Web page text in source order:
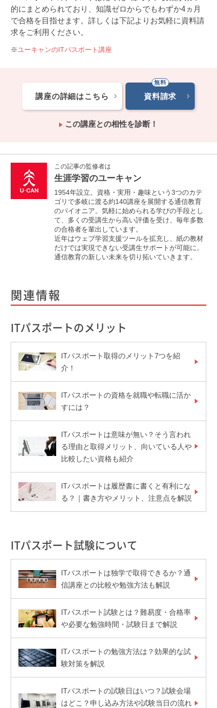
的にまとめられており、知識ゼロからでもわずか4ヵ月
で合格を目指せます。詳しくは下記よりお気軽に資料請
求をご利用ください。
ユーキャンのITパスポート講座
講座の詳細はこちら 資料請求
この講座との相性を診断！
この記事の監修者は
生涯学習のユーキャン
1954年設立。資格・実用・趣味という3つのカテ
ゴリで多岐に渡る約140講座を展開する通信教育
のパイオニア。気軽に始められる学びの手段とし
て、多くの受講生から高い評価を受け、毎年多数
の合格者を輩出しています。
近年はウェブ学習支援ツールを拡充し、紙の教材
だけでは実現できない受講生サポートが可能に。
通信教育の新しい未来を切り拓いていきます。
関連情報
ITパスポートのメリット
ITパスポート取得のメリット7つを紹
介！
ITパスポートの資格を就職や転職に活か
すには？
ITパスポートは意味が無い？そう言われ
る理由と取得メリット、向いている人や
比較したい資格も紹介
ITパスポートは履歴書に書くと有利にな
る？｜書き方やメリット、注意点を解説
ITパスポート試験について
ITパスポートは独学で取得できるか？通
信講座との比較や勉強方法も解説
ITパスポート試験とは？難易度・合格率
や必要な勉強時間・試験日まで解説
ITパスポートの勉強方法は？効果的な試
験対策を解説
ITパスポートの試験日はいつ？試験会場
はどこ？申し込み方法や試験当日の流れ